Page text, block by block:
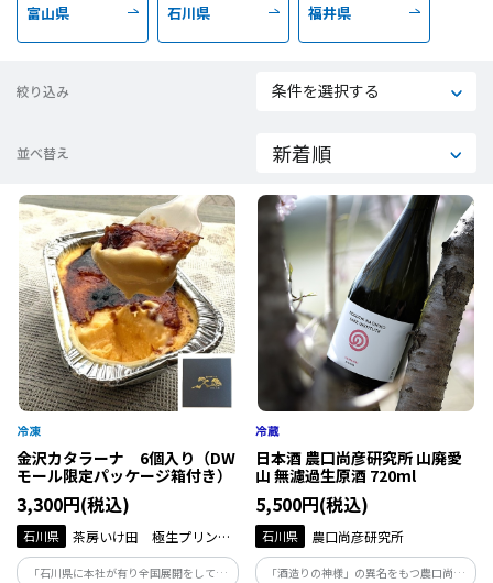
富山県 石川県 福井県
絞り込み 条件を選択する
並べ替え
金沢カタラーナ 6個入り（DW
モール限定パッケージ箱付き）
3,300円(税込)
石川県
茶房いけ田 極生プリン専
門店いけ田総本店
「石川県に本社が有り全国展開をしてい
日本酒 農口尚彦研究所 山廃愛
山 無濾過生原酒 720ml
5,500円(税込)
石川県 農口尚彦研究所
「酒造りの神様」の異名をもつ農口尚彦